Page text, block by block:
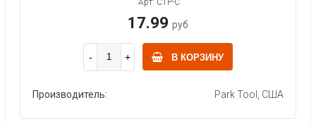
17.99 руб
В КОРЗИНУ
Производитель: Park Tool, США